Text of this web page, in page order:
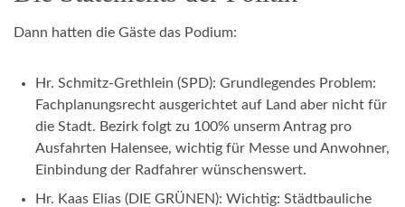
Dann hatten die Gäste das Podium:
Hr. Schmitz-Grethlein (SPD): Grundlegendes Problem:
Fachplanungsrecht ausgerichtet auf Land aber nicht für
die Stadt. Bezirk folgt zu 100% unserm Antrag pro
Ausfahrten Halensee, wichtig für Messe und Anwohner,
Einbindung der Radfahrer wünschenswert.
Hr. Kaas Elias (DIE GRÜNEN): Wichtig: Städtbauliche